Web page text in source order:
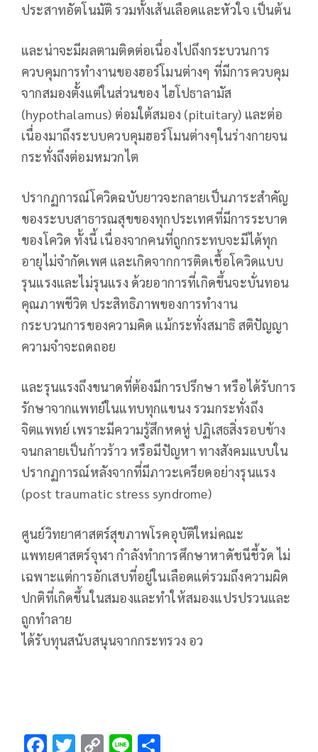
ประสาทอัตโนมัติ รวมทั้งเส้นเลือดและหัวใจ เป็นต้น
และน่าจะมีผลตามติดต่อเนื่องไปถึงกระบวนการ
ควบคุมการทำงานของฮอร์โมนต่างๆ ที่มีการควบคุม
จากสมองตั้งแต่ในส่วนของ ไฮโปธาลามัส
(hypothalamus) ต่อมใต้สมอง (pituitary) และต่อ
เนื่องมาถึงระบบควบคุมฮอร์โมนต่างๆในร่างกายจน
กระทั่งถึงต่อมหมวกไต
ปรากฏการณ์โควิดฉบับยาวจะกลายเป็นภาระสำคัญ
ของระบบสาธารณสุขของทุกประเทศที่มีการระบาด
ของโควิด ทั้งนี้ เนื่องจากคนที่ถูกกระทบจะมีได้ทุก
อายุไม่จำกัดเพศ และเกิดจากการติดเชื้อโควิดแบบ
รุนแรงและไม่รุนแรง ด้วยอาการที่เกิดขึ้นจะบั่นทอน
คุณภาพชีวิต ประสิทธิภาพของการทำงาน
กระบวนการของความคิด แม้กระทั่งสมาธิ สติปัญญา
ความจำจะถดถอย
และรุนแรงถึงขนาดที่ต้องมีการปรึกษา หรือได้รับการ
รักษาจากแพทย์ในแทบทุกแขนง รวมกระทั่งถึง
จิตแพทย์ เพราะมีความรู้สึกหดหู่ ปฏิเสธสิ่งรอบข้าง
จนกลายเป็นก้าวร้าว หรือมีปัญหา ทางสังคมแบบใน
ปรากฏการณ์หลังจากที่มีภาวะเครียดอย่างรุนแรง
(post traumatic stress syndrome)
ศูนย์วิทยาศาสตร์สุขภาพโรคอุบัติใหม่คณะ
แพทยศาสตร์จุฬา กำลังทำการศึกษาหาดัชนีชี้วัด ไม่
เฉพาะแต่การอักเสบที่อยู่ในเลือดแต่รวมถึงความผิด
ปกติที่เกิดขึ้นในสมองและทำให้สมองแปรปรวนและ
ถูกทำลาย
ได้รับทุนสนับสนุนจากกระทรวง อว
F T C Li